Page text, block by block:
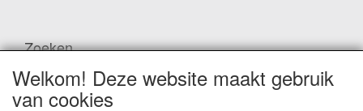
Zoeken
Waar ben je naar op zoek?
Welkom! Deze website maakt gebruik
van cookies